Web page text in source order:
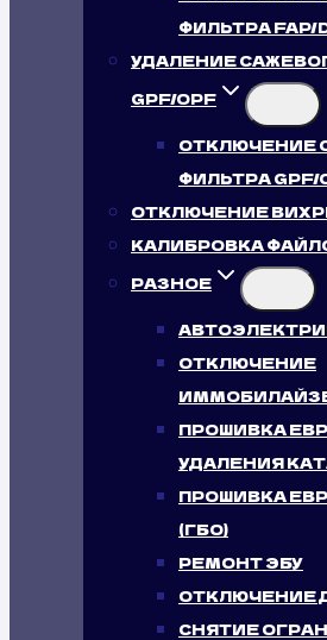
ФИЛЬТРА FAP/
УДАЛЕНИЕ
GPF/OPF
ОТКЛЮЧЕНИЕ
ФИЛЬТРА GPF/
ОТКЛЮЧЕНИЕ
КАЛИБРОВКА
РАЗНОЕ
ОТКЛЮЧЕНИЕ
ПРОШИВКА
УДАЛЕНИЯ
ПРОШИВКА
(ГБО)
РЕМОНТ ЭБУ
ОТКЛЮЧЕНИЕ
СНЯТИЕ